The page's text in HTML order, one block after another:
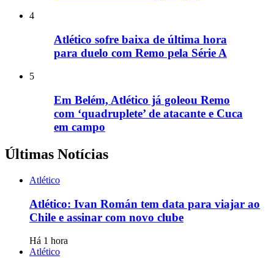
4
Atlético sofre baixa de última hora
para duelo com Remo pela Série A
5
Em Belém, Atlético já goleou Remo
com ‘quadruplete’ de atacante e Cuca
em campo
Últimas Notícias
Atlético
Atlético: Ivan Román tem data para viajar ao
Chile e assinar com novo clube
Há 1 hora
Atlético